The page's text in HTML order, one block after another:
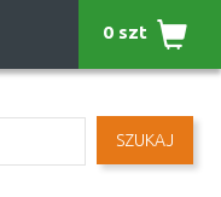
SZUKAJ
0 szt